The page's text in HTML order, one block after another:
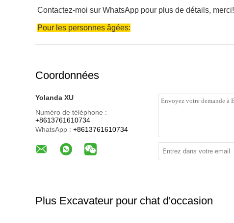
Contactez-moi sur WhatsApp pour plus de détails, merci!
Pour les personnes âgées:
Coordonnées
Yolanda XU
Numéro de téléphone :
+8613761610734
WhatsApp : +8613761610734
Plus Excavateur pour chat d'occasion